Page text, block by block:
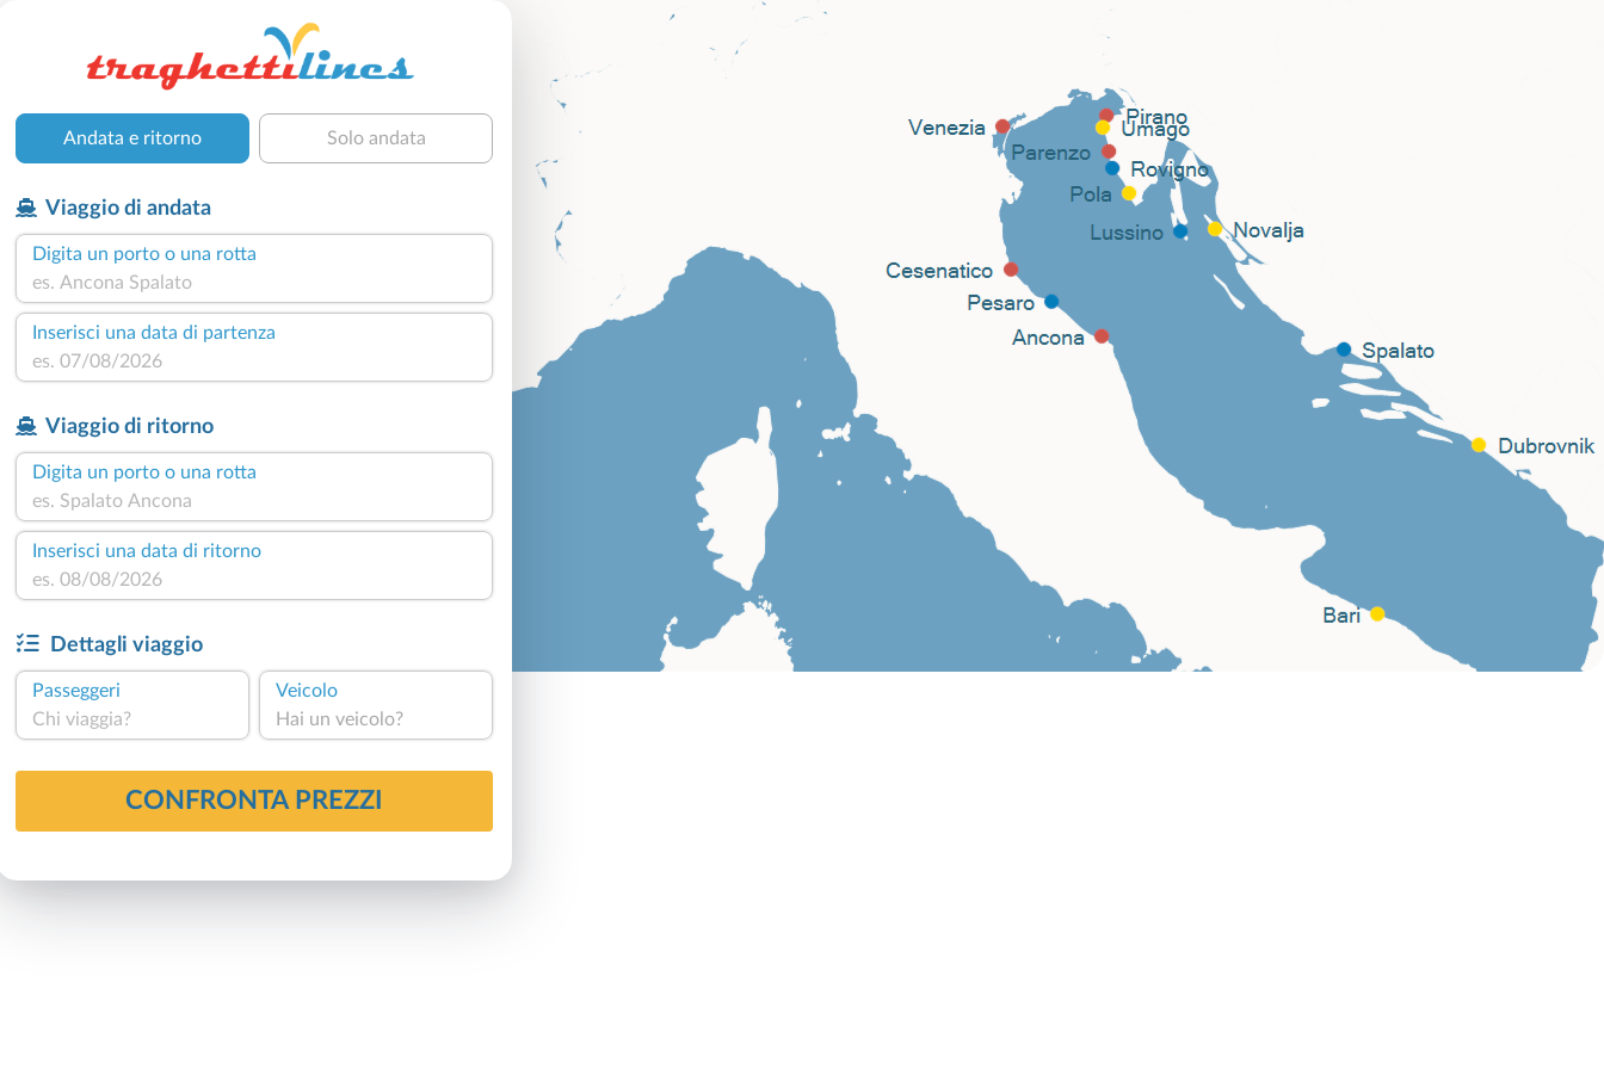
Andata e ritorno Solo andata
Viaggio di andata
Digita un porto o una rotta
Inserisci una data di partenza
Viaggio di ritorno
Digita un porto o una rotta
Inserisci una data di ritorno
Dettagli viaggio
Passeggeri
Chi viaggia?
Veicolo
Hai un veicolo?
CONFRONTA PREZZI